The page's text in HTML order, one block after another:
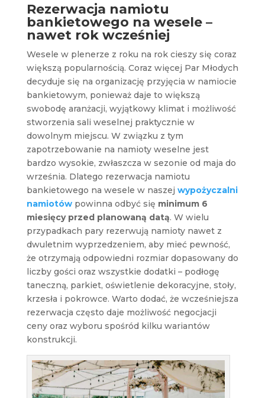
Rezerwacja namiotu
bankietowego na wesele –
nawet rok wcześniej
Wesele w plenerze z roku na rok cieszy się coraz
większą popularnością. Coraz więcej Par Młodych
decyduje się na organizację przyjęcia w namiocie
bankietowym, ponieważ daje to większą
swobodę aranżacji, wyjątkowy klimat i możliwość
stworzenia sali weselnej praktycznie w
dowolnym miejscu. W związku z tym
zapotrzebowanie na namioty weselne jest
bardzo wysokie, zwłaszcza w sezonie od maja do
września. Dlatego rezerwacja namiotu
bankietowego na wesele w naszej wypożyczalni
namiotówpowinna odbyć się minimum 6
miesięcy przed planowaną datą. W wielu
przypadkach pary rezerwują namioty nawet z
dwuletnim wyprzedzeniem, aby mieć pewność,
że otrzymają odpowiedni rozmiar dopasowany do
liczby gości oraz wszystkie dodatki – podłogę
taneczną, parkiet, oświetlenie dekoracyjne, stoły,
krzesła i pokrowce. Warto dodać, że wcześniejsza
rezerwacja często daje możliwość negocjacji
ceny oraz wyboru spośród kilku wariantów
konstrukcji.